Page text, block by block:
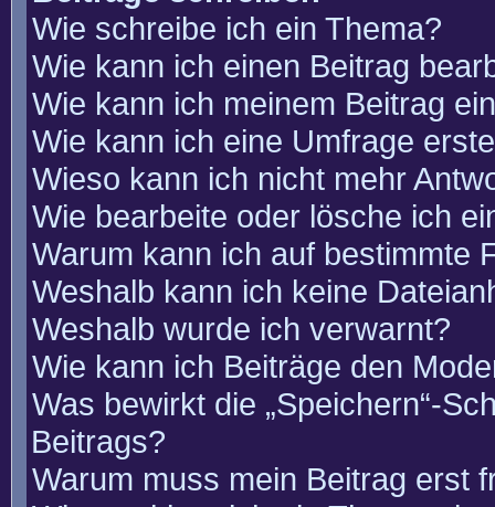
Wie schreibe ich ein Thema?
Wie kann ich einen Beitrag
Wie kann ich meinem Beitrag
Wie kann ich eine Umfrage
Wieso kann ich nicht mehr
Wie bearbeite oder lösche ich
Warum kann ich auf bestimmte
Weshalb kann ich keine
Weshalb wurde ich verwarnt?
Wie kann ich Beiträge den
Was bewirkt die „Speichern“-
Beitrags?
Warum muss mein Beitrag erst